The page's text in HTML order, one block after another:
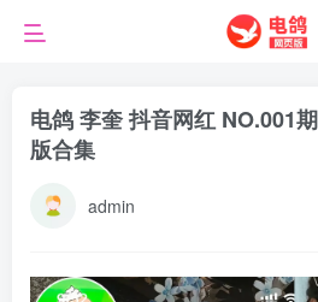
电鸽 李奎 抖音网红 NO.001
版合集
admin